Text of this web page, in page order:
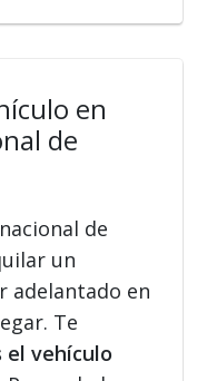
en
de
de
un
adelantado en
Te
el vehículo